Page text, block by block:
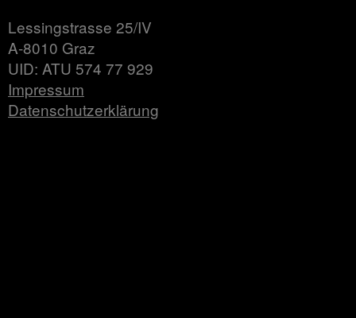
Lessingstrasse 25/IV
A-8010 Graz
UID: ATU 574 77 929
Impressum
Datenschutzerklärung